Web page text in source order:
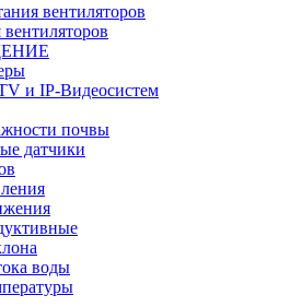
вентиляторов
и IP-Видеосистем
почвы
датчики
воды